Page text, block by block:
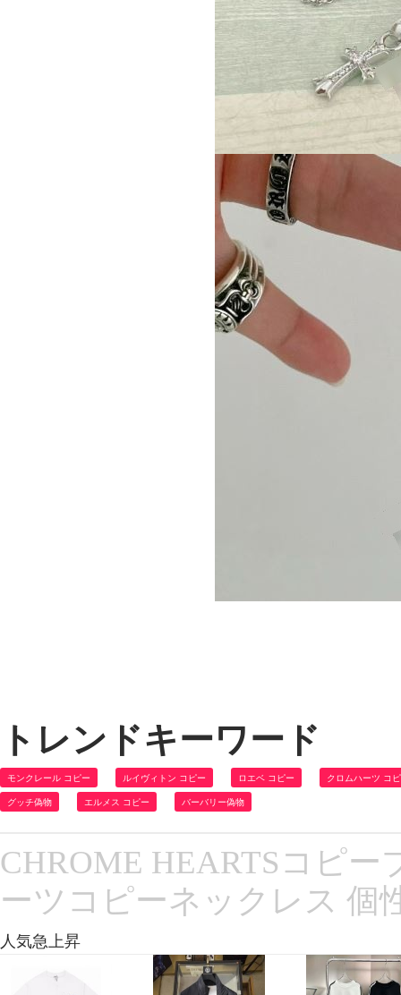
トレンドキーワード
モンクレール コピー ルイヴィトン コピー ロエベ コピー クロムハーツ コ
グッチ偽物 エルメス コピー バーバリー偽物
CHROME HEARTSコピ
ーツコピーネックレス 個
人気急上昇